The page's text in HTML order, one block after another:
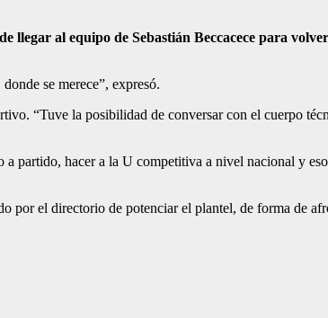
llegar al equipo de Sebastián Beccacece para
se merece”, expresó.
“Tuve la posibilidad de conversar con el cuerpo
partido, hacer a la U competitiva a nivel nacional y
por el directorio de potenciar el plantel, de forma de